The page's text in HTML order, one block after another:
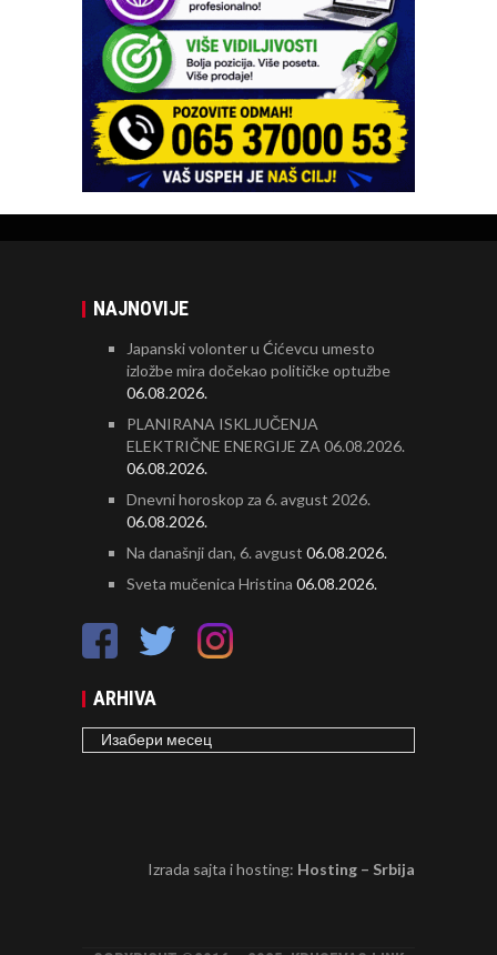
NAJNOVIJE
Japanski volonter u Ćićevcu umesto
izložbe mira dočekao političke optužbe
06.08.2026.
PLANIRANA ISKLJUČENJA
ELEKTRIČNE ENERGIJE ZA 06.08.2026.
06.08.2026.
Dnevni horoskop za 6. avgust 2026.
06.08.2026.
Na današnji dan, 6. avgust 06.08.2026.
Sveta mučenica Hristina 06.08.2026.
ARHIVA
ARHIVA
Izrada sajta i hosting: Hosting – Srbija